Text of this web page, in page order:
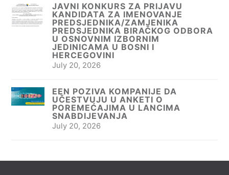
JAVNI KONKURS ZA PRIJAVU
KANDIDATA ZA IMENOVANJE
PREDSJEDNIKA/ZAMJENIKA
PREDSJEDNIKA BIRAČKOG ODBORA
U OSNOVNIM IZBORNIM
JEDINICAMA U BOSNI I
HERCEGOVINI
July 20, 2026
EEN POZIVA KOMPANIJE DA
UČESTVUJU U ANKETI O
POREMEĆAJIMA U LANCIMA
SNABDIJEVANJA
July 20, 2026